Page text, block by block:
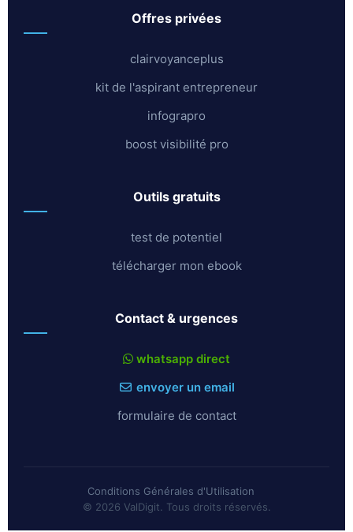
offres privées
clairvoyanceplus
kit de l'aspirant entrepreneur
infograpro
boost visibilité pro
outils gratuits
test de potentiel
télécharger mon ebook
contact & urgences
whatsapp direct
envoyer un email
formulaire de contact
Conditions Générales d'Utilisation
© 2026 ValDigit. Tous droits réservés.